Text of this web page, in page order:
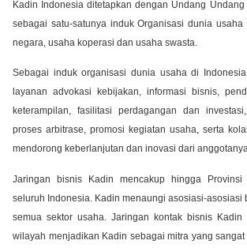
Kadin Indonesia ditetapkan dengan Undang
sebagai satu-satunya induk Organisasi dunia
negara, usaha koperasi dan usaha swasta.
Sebagai induk organisasi dunia usaha di
layanan advokasi kebijakan, informasi bisnis,
keterampilan, fasilitasi perdagangan dan
proses arbitrase, promosi kegiatan usaha, serta
mendorong keberlanjutan dan inovasi dari
Jaringan bisnis Kadin mencakup hingga Provinsi
seluruh Indonesia. Kadin menaungi asosiasi-asosiasi
semua sektor usaha. Jaringan kontak bisnis
wilayah menjadikan Kadin sebagai mitra yang